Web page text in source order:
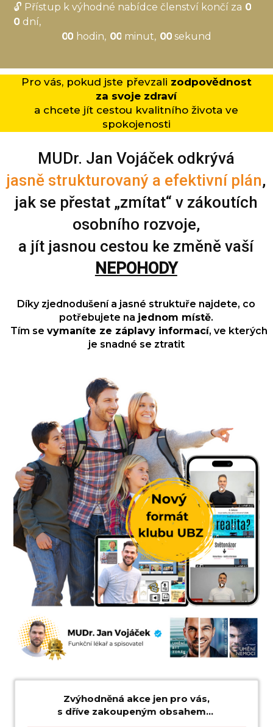
🔓 Přístup k výhodné nabídce členství končí za 0
0 dní
00 hodin 00 minut 00 sekund
Pro vás, pokud jste převzali zodpovědnost
za svoje zdraví
a chcete jít cestou kvalitního života ve
spokojenosti
MUDr. Jan Vojáček odkrývá
jasně strukturovaný a efektivní plán,
jak se přestat „zmítat“ v zákoutích
osobního rozvoje,
a jít jasnou cestou ke změně vaší
NEPOHODY
Díky zjednodušení a jasné struktuře najdete, co
potřebujete na jednom místě.
Tím se vymaníte ze záplavy informací, ve kterých
je snadné se ztratit
Zvýhodněná akce jen pro vás,
s dříve zakoupeným obsahem...